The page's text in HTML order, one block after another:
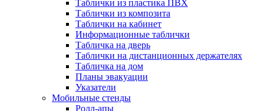
Таблички из пластика ПВХ
Таблички из композита
Таблички на кабинет
Информационные таблички
Табличка на дверь
Таблички на дистанционных держателях
Табличка на дом
Планы эвакуации
Указатели
Мобильные стенды
Ролл-апы